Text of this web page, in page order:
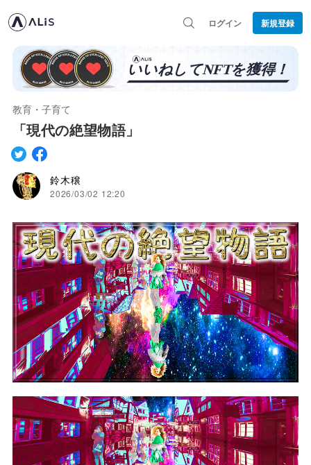
ログイン 新規登録
教育・子育て
「現代の絶望物語」
鈴木穣
2026/03/02 12:20